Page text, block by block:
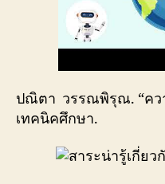
ปณิตา วรรณพิรุณ. “คว
เทคนิคศึกษา.